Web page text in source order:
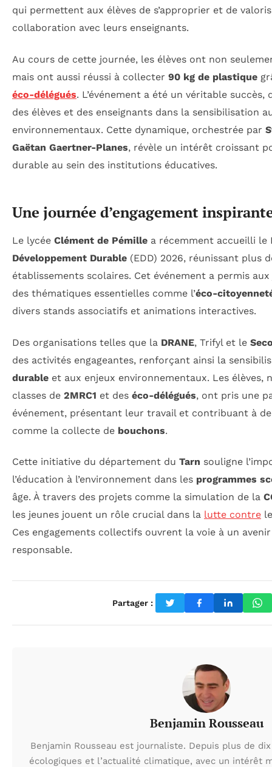
qui permettent aux élèves de s’approprier et de
collaboration avec leurs enseignants.
Au cours de cette journée, les élèves ont non
mais ont aussi réussi à collecter 90 kg de plastique
éco-délégués. L’événement a été un véritable succès,
des élèves et des enseignants dans la sensibilisation
environnementaux. Cette dynamique, orchestrée par
Gaëtan Gaertner-Planes, révèle un intérêt croissant
durable au sein des institutions éducatives.
Une journée d’engagement
Le lycée Clément de Pémille a récemment accueilli le
Développement Durable (EDD) 2026, réunissant plus
établissements scolaires. Cet événement a permis aux
des thématiques essentielles comme l’éco-
divers stands associatifs et animations interactives.
Des organisations telles que la DRANE, Trifyl et le
des activités engageantes, renforçant ainsi la
durable et aux enjeux environnementaux. Les élèves,
classes de 2MRC1 et des éco-délégués, ont pris une
événement, présentant leur travail et contribuant à
comme la collecte de bouchons.
Cette initiative du département du Tarn souligne
l’éducation à l’environnement dans les programmes
âge. À travers des projets comme la simulation de la
les jeunes jouent un rôle crucial dans la lutte contre
Ces engagements collectifs ouvrent la voie à un
responsable.
Partager :
Benjamin Rousseau
Benjamin Rousseau est journaliste. Depuis plus de
écologiques et l’actualité climatique, avec un intérêt